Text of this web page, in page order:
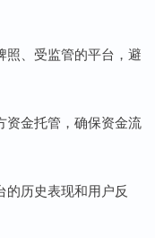
照、受监管的平台，避
资金托管，确保资金流
历史表现和用户反